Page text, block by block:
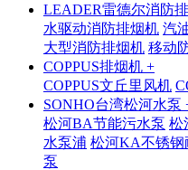
LEADER雷德尔消防
水驱动消防排烟机 汽
大型消防排烟机 移动
COPPUS排烟机 +
COPPUS文丘里风机
SONHO台湾松河水泵
松河BA节能污水泵 松
水泵浦 松河KA不锈钢
泵